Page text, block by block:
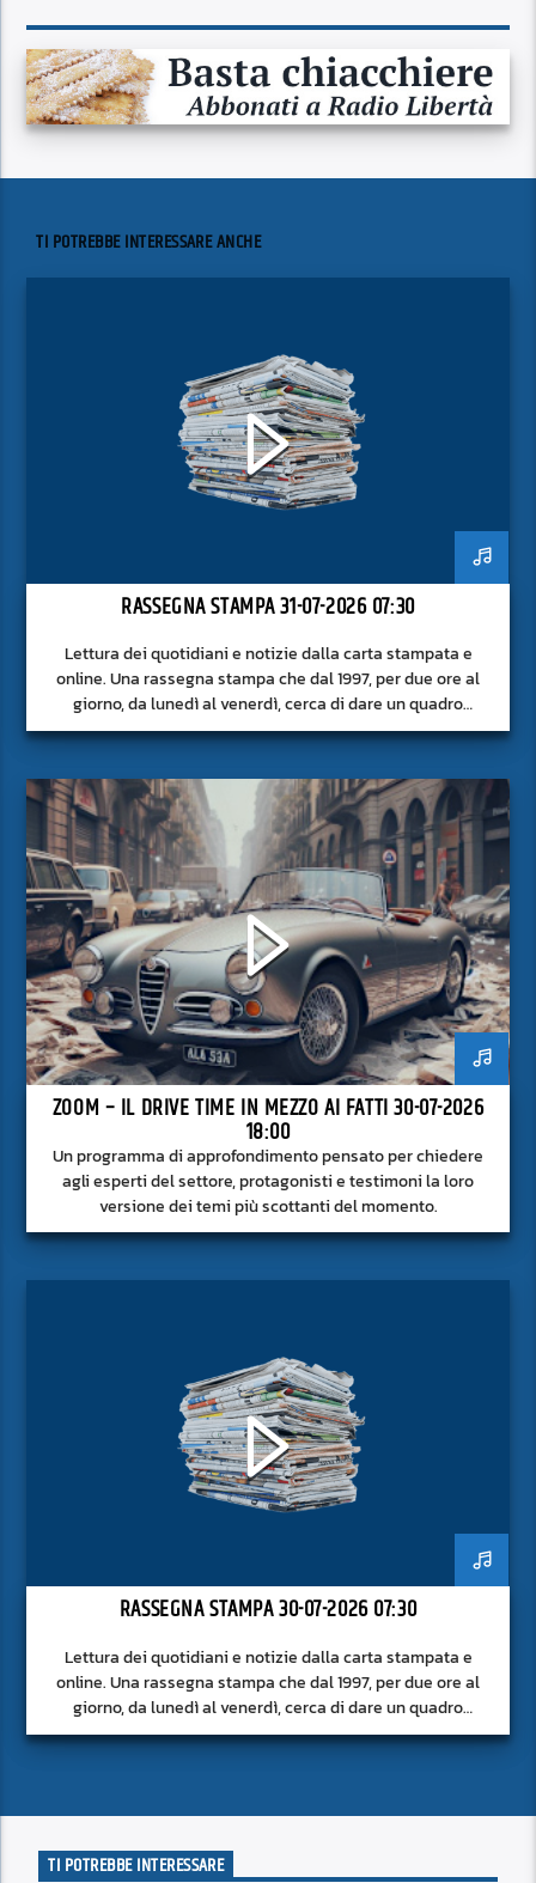
TI POTREBBE INTERESSARE ANCHE
RASSEGNA STAMPA 31-07-2026 07:30
Lettura dei quotidiani e notizie dalla carta stampata e
online. Una rassegna stampa che dal 1997, per due ore al
giorno, da lunedì al venerdì, cerca di dare un quadro
approfondito delle notizie del giorno, senza fermarsi alla
ZOOM – IL DRIVE TIME IN MEZZO AI FATTI 30-07-2026
18:00
Un programma di approfondimento pensato per chiedere
agli esperti del settore, protagonisti e testimoni la loro
versione dei temi più scottanti del momento.
RASSEGNA STAMPA 30-07-2026 07:30
Lettura dei quotidiani e notizie dalla carta stampata e
online. Una rassegna stampa che dal 1997, per due ore al
giorno, da lunedì al venerdì, cerca di dare un quadro
approfondito delle notizie del giorno, senza fermarsi alla
TI POTREBBE INTERESSARE